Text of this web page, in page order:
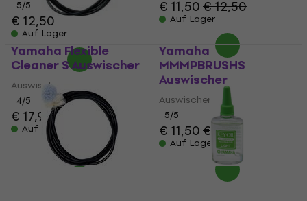
5/5
€ 12,50
Auf Lager
€ 11,50€ 12,50
Auf Lager
Yamaha Flexible
Cleaner S Auswischer
Auswischer
4/5
€ 17,90
Auf Lager
Yamaha
MMMPBRUSHS
Auswischer
Auswischer
5/5
€ 11,50€ 13
Auf Lager